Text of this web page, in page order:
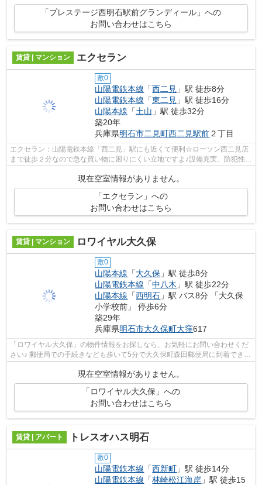
「プレステージ西明石駅前グランディール」への
お問い合わせはこちら
賃貸 | マンション エクセラン
敷0
山陽電鉄本線 「西二見 」駅 徒歩8分
山陽電鉄本線 「東二見 」駅 徒歩16分
山陽本線 「土山 」駅 徒歩32分
築20年
兵庫県明石市二見町西二見駅前２丁目
エクセラン：山陽電鉄本線「西二見」駅にも近くて便利☆ローソン西二見店
まで徒歩２分なので急な買い物に困りにくい立地ですよ♪設備充実、防犯性も
現在空室情報がありません。
「エクセラン」への
お問い合わせはこちら
賃貸 | マンション ロワイヤル大久保
敷0
山陽本線 「大久保 」駅 徒歩8分
山陽電鉄本線 「中八木 」駅 徒歩22分
山陽本線 「西明石 」駅 バス8分 「大久保
小学校前」 停歩6分
築29年
兵庫県明石市大久保町大窪617
「ロワイヤル大久保」の物件情報をお探しなら、お気軽にお問い合わせくだ
さい♪ 郵便局での手続きなども歩いて5分で大久保町森田郵便局に到着できて
現在空室情報がありません。
「ロワイヤル大久保」への
お問い合わせはこちら
賃貸 | アパート トレスオハス明石
敷0
山陽電鉄本線 「西新町 」駅 徒歩14分
山陽電鉄本線 「林崎松江海岸 」駅 徒歩15